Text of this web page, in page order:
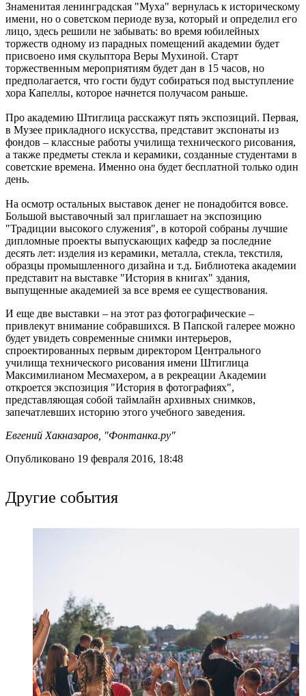
Знаменитая ленинградская "Муха" вернулась к историческому
имени, но о советском периоде вуза, который и определил его
лицо, здесь решили не забывать: во время юбилейных
торжеств одному из парадных помещений академии будет
присвоено имя скульптора Веры Мухиной. Старт
торжественным мероприятиям будет дан в 15 часов, но
предполагается, что гости будут собираться под выступление
хора Капеллы, которое начнется получасом раньше.
Про академию Штиглица расскажут пять экспозиций. Первая,
в Музее прикладного искусства, представит экспонаты из
фондов – классные работы училища технического рисования,
а также предметы стекла и керамики, созданные студентами в
советские времена. Именно она будет бесплатной только один
день.
На осмотр остальных выставок денег не понадобится вовсе.
Большой выставочный зал приглашает на экспозицию
"Традиции высокого служения", в которой собраны лучшие
дипломные проекты выпускающих кафедр за последние
десять лет: изделия из керамики, металла, стекла, текстиля,
образцы промышленного дизайна и т.д. Библиотека академии
представит на выставке "История в книгах" здания,
выпущенные академией за все время ее существования.
И еще две выставки – на этот раз фотографические –
привлекут внимание собравшихся. В Папской галерее можно
будет увидеть современные снимки интерьеров,
спроектированных первым директором Центрального
училища технического рисования имени Штиглица
Максимилианом Месмахером, а в рекреации Академии
откроется экспозиция "История в фотографиях",
представляющая собой таймлайн архивных снимков,
запечатлевших историю этого учебного заведения.
Евгений Хакназаров, "Фонтанка.ру"
Опубликовано 19 февраля 2016, 18:48
Другие события